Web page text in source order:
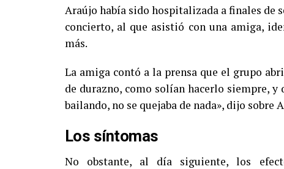
Araújo había sido hospitalizada a finales de
concierto, al que asistió con una amiga,
más.
La amiga contó a la prensa que el grupo
de durazno, como solían hacerlo siempre,
bailando, no se quejaba de nada», dijo sobre
Los síntomas
No obstante, al día siguiente, los